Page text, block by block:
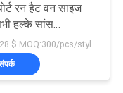
402
रन हैट वन साइज
हल्के सांस
समायोज्य टोपी
1.28-4.28 $ MOQ:300/pcs/style/color/size